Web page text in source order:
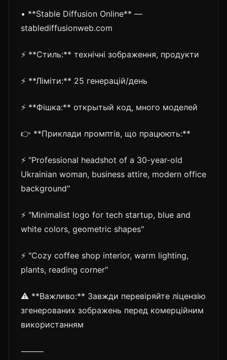
• **Stable Diffusion Online** —
stablediffusionweb.com
⚡ **Стиль:** технічні зображення, продукти
⚡ **Ліміти:** 25 генерацій/день
⚡ **Фішка:** открытый код, много моделей
👉 **Приклади промптів, що працюють:**
⚡ "Professional headshot of a 30-year-old
Ukrainian woman, business attire, modern office
background"
⚡ "Minimalist logo for tech startup, blue and
white colors, geometric shapes"
⚡ "Cozy coffee shop interior, warm lighting,
plants, reading corner"
⚠️ **Важливо:** Завжди перевіряйте ліцензію
згенерованих зображень перед комерційним
використанням
⸻